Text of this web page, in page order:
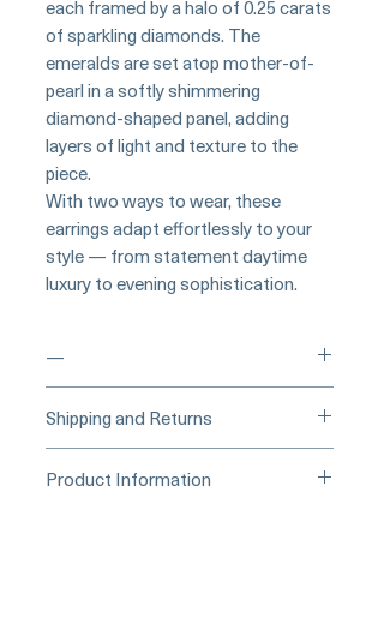
each framed by a halo of 0.25 carats
of sparkling diamonds. The
emeralds are set atop mother-of-
pearl in a softly shimmering
diamond-shaped panel, adding
layers of light and texture to the
piece.
With two ways to wear, these
earrings adapt effortlessly to your
style — from statement daytime
luxury to evening sophistication.
—
______Buy Securely on Etsy
Shipping and Returns
At Pearl Vogue, each piece is a
Product Information